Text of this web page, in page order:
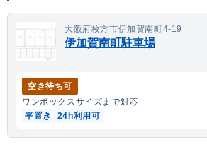
大阪府枚方市伊加賀南町4-19
伊加賀南町駐車場
空き待ち可
ワンボックスサイズまで対応
平置き
24h利用可